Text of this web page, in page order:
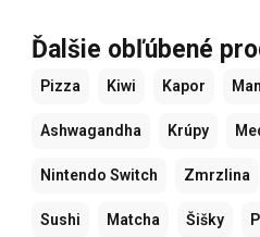
Ďalšie obľúbené
Pizza Kiwi Kapor
Ashwagandha Krúpy
Nintendo Switch Zmrzlina
Sushi Matcha Šišky